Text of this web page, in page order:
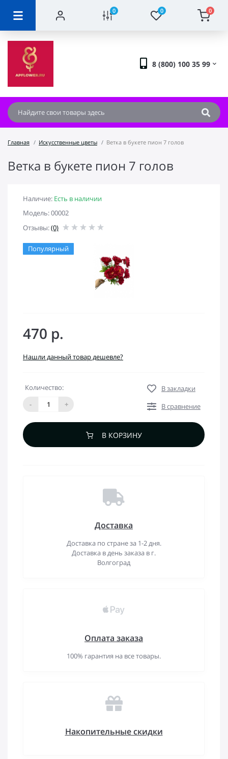
0 0 0
8 (800) 100 35 99
Главная Искусственные цветы Ветка в букете пион 7 голов
Ветка в букете пион 7 голов
Наличие: Есть в наличии
Модель: 00002
Отзывы:(0)
Популярный
470 р.
Нашли данный товар дешевле?
Количество:
-
+
В закладки
В сравнение
В КОРЗИНУ
Доставка
Доставка по стране за 1-2 дня.
Доставка в день заказа в г.
Волгоград
Оплата заказа
100% гарантия на все товары.
Накопительные скидки